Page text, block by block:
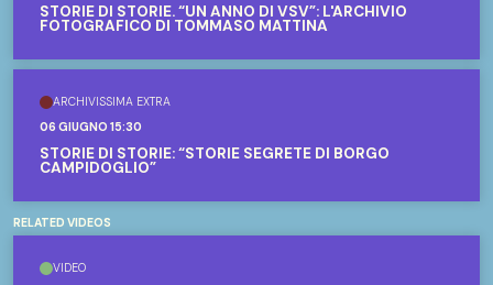
STORIE DI STORIE. “UN ANNO DI VSV”: L'ARCHIVIO
FOTOGRAFICO DI TOMMASO MATTINA
ARCHIVISSIMA EXTRA
06 GIUGNO 15:30
STORIE DI STORIE: “STORIE SEGRETE DI BORGO
CAMPIDOGLIO”
RELATED VIDEOS
VIDEO